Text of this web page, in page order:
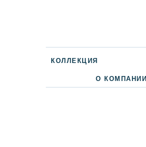
КОЛЛЕКЦИЯ
О КОМПАНИИ